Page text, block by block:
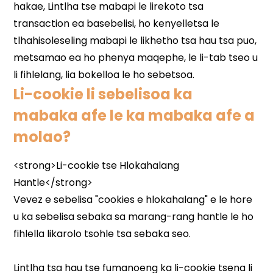
Li-cookie li sebelisoa ka
mabaka afe le ka mabaka afe a
molao?